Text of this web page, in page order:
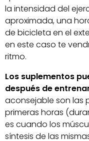
la intensidad del
aproximada, una
de bicicleta en el
en este caso te
ritmo.
Los suplementos
después de
aconsejable son las
primeras horas
es cuando los
síntesis de las